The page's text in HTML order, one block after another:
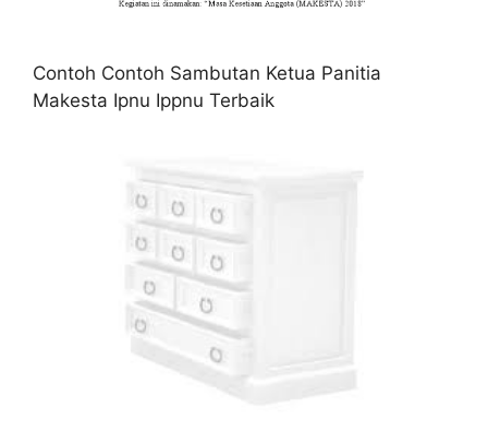
Contoh Contoh Sambutan Ketua Panitia
Makesta Ipnu Ippnu Terbaik